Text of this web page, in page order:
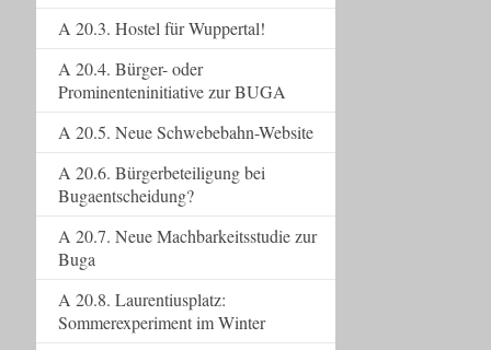
A 20.3. Hostel für Wuppertal!
A 20.4. Bürger- oder
Prominenteninitiative zur BUGA
A 20.5. Neue Schwebebahn-Website
A 20.6. Bürgerbeteiligung bei
Bugaentscheidung?
A 20.7. Neue Machbarkeitsstudie zur
Buga
A 20.8. Laurentiusplatz:
Sommerexperiment im Winter